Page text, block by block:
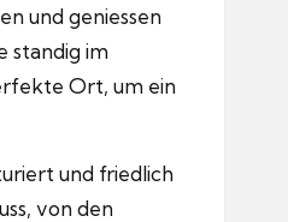
und geniessen
standig im
Ort, um ein
und friedlich
von den